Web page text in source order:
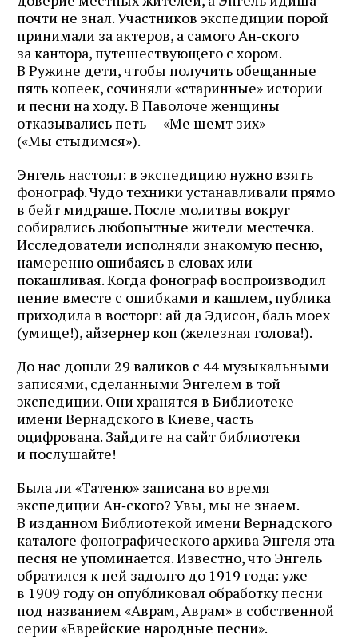
почти не знал. Участников экспедиции порой
принимали за актеров, а самого Ан‑ского
за кантора, путешествующего с хором.
В Ружине дети, чтобы получить обещанные
пять копеек, сочиняли «старинные» истории
и песни на ходу. В Паволоче женщины
отказывались петь — «Me шемт зих»
(«Мы стыдимся»).
Энгель настоял: в экспедицию нужно взять
фонограф. Чудо техники устанавливали прямо
в бейт мидраше. После молитвы вокруг
собирались любопытные жители местечка.
Исследователи исполняли знакомую песню,
намеренно ошибаясь в словах или
покашливая. Когда фонограф воспроизводил
пение вместе с ошибками и кашлем, публика
приходила в восторг: ай да Эдисон, баль моех
(умище!), айзернер коп (железная голова!).
До нас дошли 29 валиков с 44 музыкальными
записями, сделанными Энгелем в той
экспедиции. Они хранятся в Библиотеке
имени Вернадского в Киеве, часть
оцифрована. Зайдите на сайт библиотеки
и послушайте!
Была ли «Татеню» записана во время
экспедиции Ан‑ского? Увы, мы не знаем.
В изданном Библиотекой имени Вернадского
каталоге фонографического архива Энгеля эта
песня не упоминается. Известно, что Энгель
обратился к ней задолго до 1919 года: уже
в 1909 году он опубликовал обработку песни
под названием «Аврам, Аврам» в собственной
серии «Еврейские народные песни».